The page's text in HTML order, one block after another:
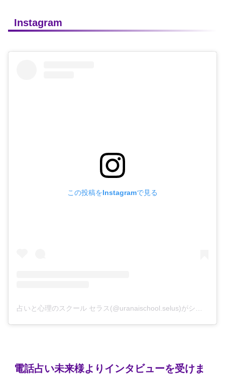
Instagram
この投稿をInstagramで見る
占いと心理のスクール セラス(@uranaischool.selus)がシェアした投稿
電話占い未来様よりインタビューを受けま